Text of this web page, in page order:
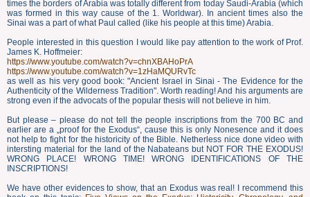
times the borders of Arabia was totally different from today Saudi-Arabia (which
was formed in this way cause of the 1. Worldwar). In ancient times also the
Sinai was a part of what Paul called (like his people at this time) Arabia.
People interested in this question I would like pay attention to the work of Prof.
James K. Hoffmeier:
https://www.youtube.com/watch?v=chnXBAHoPrA
https://www.youtube.com/watch?v=1zHaMQURvTc
as well as his very good book: "Ancient Israel in Sinai - The Evidence for the
Authenticity of the Wilderness Tradition". Worth reading! And his arguments are
strong even if the advocats of the popular thesis will not believe in him.
But please – please do not tell the people inscriptions from the 700 BC and
earlier are a „proof for the Exodus“, cause this is only Nonesence and it does
not help to fight for the historicity of the Bible. Netherless nice done video with
intersting material for the land of the Nabateans but NOT FOR THE EXODUS!
WRONG PLACE! WRONG TIME! WRONG IDENTIFICATIONS OF THE
INSCRIPTIONS!
We have other evidences to show, that an Exodus was real! I recommend this